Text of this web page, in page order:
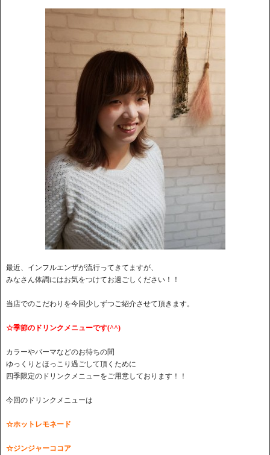
最近、インフルエンザが流行ってきてますが、
みなさん体調にはお気をつけてお過ごしください！！
当店でのこだわりを今回少しずつご紹介させて頂きます。
☆季節のドリンクメニューです(^^)
カラーやパーマなどのお待ちの間
ゆっくりとほっこり過ごして頂くために
四季限定のドリンクメニューをご用意しております！！
今回のドリンクメニューは
☆ホットレモネード
☆ジンジャーココア